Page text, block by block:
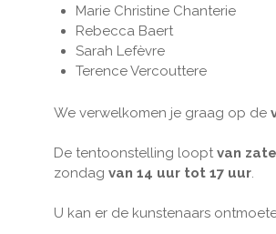
Marie Christine Chanterie
Rebecca Baert
Sarah Lefèvre
Terence Vercouttere
We verwelkomen je graag op de
De tentoonstelling loopt van
zondag van 14 uur tot 17 uur.
U kan er de kunstenaars